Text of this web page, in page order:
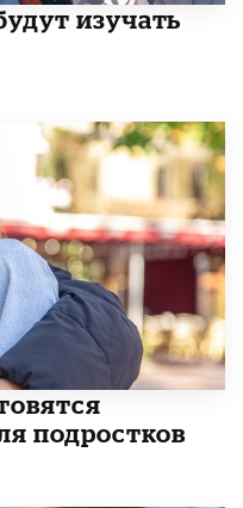
изучать
подростков